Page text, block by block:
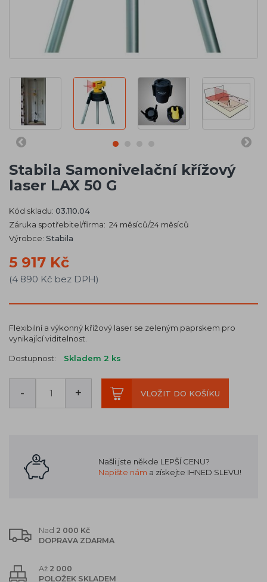
Stabila Samonivelační křížový
laser LAX 50 G
Kód skladu: 03.110.04
Záruka spotřebitel/firma: 24 měsíců/24 měsíců
Výrobce: Stabila
5 917 Kč
(4 890 Kč bez DPH)
Flexibilní a výkonný křížový laser se zeleným paprskem pro
vynikající viditelnost.
Dostupnost: Skladem 2 ks
- + VLOŽIT DO KOŠÍKU
Našli jste někde LEPŠÍ CENU?
Napište nám a získejte IHNED SLEVU!
Nad 2 000 Kč
DOPRAVA ZDARMA
Až 2 000
POLOŽEK SKLADEM